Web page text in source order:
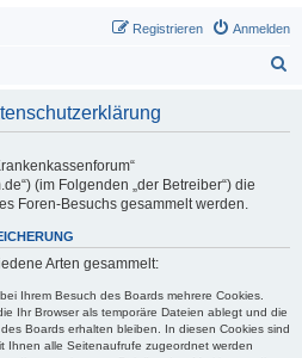
Anmelden
Registrieren
(im Folgenden „der Betreiber“) die
Foren-Besuchs gesammelt werden.
Arten gesammelt:
Ihrem Besuch des Boards mehrere Cookies.
Ihr Browser als temporäre Dateien ablegt und die
Boards erhalten bleiben. In diesen Cookies sind
Ihnen alle Seitenaufrufe zugeordnet werden